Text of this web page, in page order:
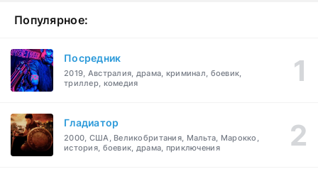
Популярное:
Посредник
2019, Австралия, драма, криминал, боевик,
триллер, комедия
Гладиатор
2000, США, Великобритания, Мальта, Марокко,
история, боевик, драма, приключения